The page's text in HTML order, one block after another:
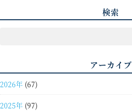
検索
アーカイブ
2026年 (67)
2025年 (97)